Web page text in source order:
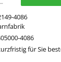
4086
4086
für Sie